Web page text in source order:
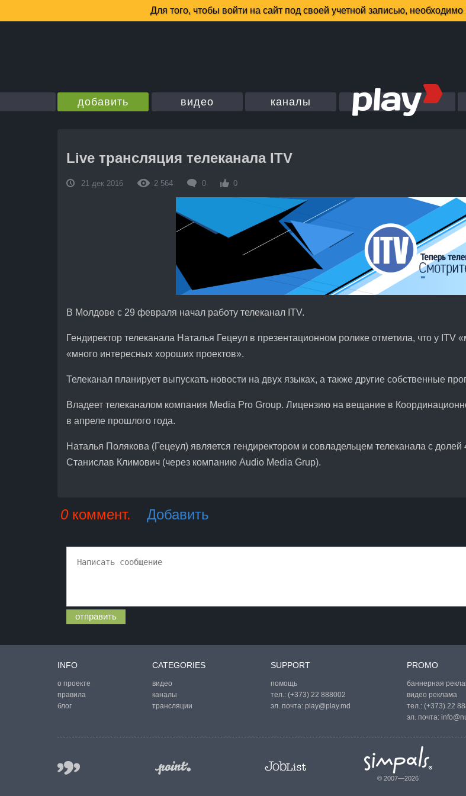
добавить видео каналы
Live трансляция телеканала ITV
21 дек 2016 2 564 0 0
В Молдове c 29 февраля начал работу телеканал ITV.
Гендиректор телеканала Наталья Гецеул в презентационном ролике отметила, что у
«много интересных хороших проектов».
Телеканал планирует выпускать новости на двух языках, а также другие собственные
Владеет телеканалом компания Media Pro Group. Лицензию на вещание в
в апреле прошлого года.
Наталья Полякова (Гецеул) является гендиректором и совладельцем телеканала с
Станислав Климович (через компанию Audio Media Grup).
0коммент. Добавить
отправить
INFO
о проекте
правила
блог
CATEGORIES
видео
каналы
трансляции
SUPPORT
помощь
тел.: (+373) 22 888002
эл. почта: play@play.md
PROMO
баннерная
видео реклама
тел.: (+373) 22
эл. почта:
© 2007—2026